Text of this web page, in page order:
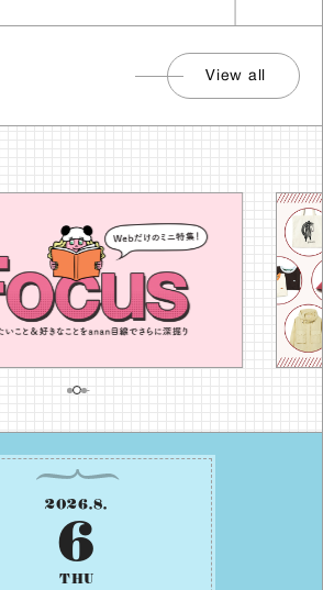
View all
2026.8.
6
THU